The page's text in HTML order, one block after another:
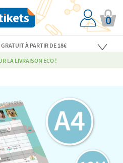
0
GRATUITÀ PARTIR DE 18€
LA LIVRAISON ECO !